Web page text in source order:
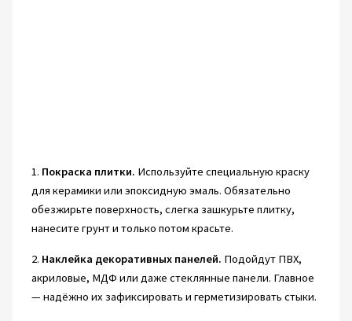
1. Покраска плитки. Используйте специальную краску
для керамики или эпоксидную эмаль. Обязательно
обезжирьте поверхность, слегка зашкурьте плитку,
нанесите грунт и только потом красьте.
2. Наклейка декоративных панелей. Подойдут ПВХ,
акриловые, МДФ или даже стеклянные панели. Главное
— надёжно их зафиксировать и герметизировать стыки.